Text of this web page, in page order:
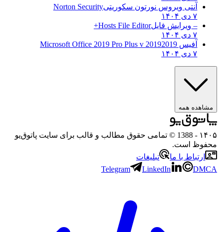
آنتی ویروس نورتون سکوریتیNorton Security
۷ دی ۱۴۰۴
– ویرایش فایلHosts File Editor+
۷ دی ۱۴۰۴
آفیس 2019 2019 Microsoft Office 2019 Pro Plus v
۷ دی ۱۴۰۴
مشاهده همه
۱۴۰۵
- 1388 © تمامی حقوق مطالب و قالب برای سایت پاتوق‌یو
محفوظ است.
ارتباط با ما
تبلیغات
Telegram
LinkedIn DMCA